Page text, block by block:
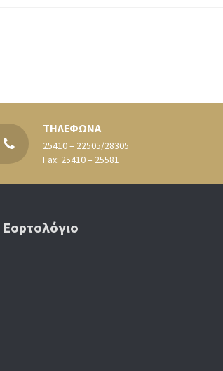
ΤΗΛΕΦΩΝΑ
25410 – 22505/28305
Fax: 25410 – 25581
Εορτολόγιο